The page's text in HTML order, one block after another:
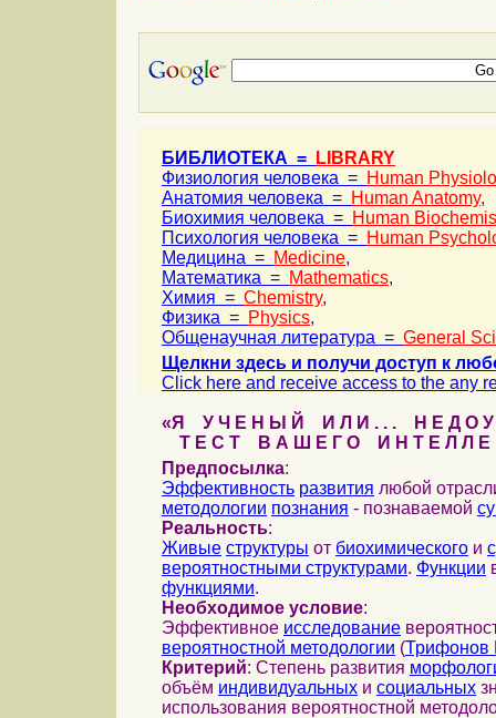
БИБЛИОТЕКА =
LIBRARY
Физиология человека = Human
Анатомия человека = Human Anatomy,
Биохимия человека = Human
Психология человека = Human
Медицина = Medicine,
Математика = Mathematics,
Химия = Chemistry,
Физика = Physics,
Общенаучная литература = General
Щелкни здесь и получи доступ к
Click here and receive access to the any
«Я У Ч Е Н Ы Й И Л И . . . Н Е Д О У
Т Е С Т В А Ш Е Г О И Н Т Е Л Л Е
Предпосылка:
Эффективность развития любой
методологии познания - познаваемой
Реальность:
Живые структуры от биохимического и
вероятностными структурами. Функции
функциями.
Необходимое условие:
Эффективное исследование
вероятностной методологии (Трифонов
Критерий: Степень развития
объём индивидуальных и социальных
использования вероятностной